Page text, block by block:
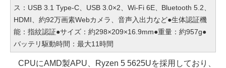
ス：USB 3.1 Type-C、USB 3.0×2、Wi-Fi 6E、Bluetooth 5.2、
HDMI、約92万画素Webカメラ、音声入出力など●生体認証機
能：指紋認証●サイズ：約298×209×16.9mm●重量：約957g●
バッテリ駆動時間：最大11時間
CPUにAMD製APU、Ryzen 5 5625Uを採用しており、